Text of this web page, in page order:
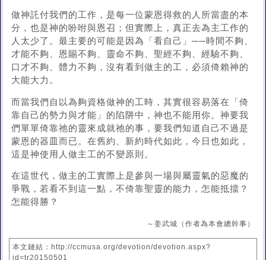
做神託付我們的工作，是每一位蒙恩得救的人所當盡的本
分，也是神的吩咐與恩召；但實際上，真正去為主工作的
人太少了。最主要的可能是因為「看自己」──時間不夠、
才能不夠、恩賜不夠、靈命不夠、聖經不夠、經驗不夠、
口才不夠、體力不夠，沒有看到做主的工，必須倚賴神的
大能大力。
而當我們自以為夠資格做神的工時，其實很容易落在「倚
靠自己的勢力與才能」的陷阱中，神也不能用你。神要我
們單單倚靠祂的靈來成就祂的事，要我們知道自己不過是
蒙恩的器皿而已。在舊約、新約時代如此，今日也如此，
這是神使用人做主工的不變原則。
在這世代，做主的工實際上是參與一場與屬靈氣的惡魔的
爭戰，若看不到這一點，不倚靠聖靈的能力，怎能抵擋？
怎能得勝？
～姜武城（作者為本會總幹事）
本文鏈結：http://ccmusa.org/devotion/devotion.aspx?
id=tr20150501